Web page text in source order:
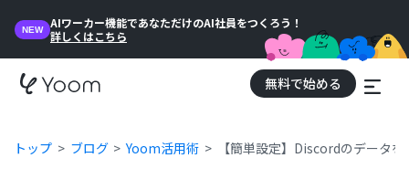
NEW
AIワーカー機能であなただけのAI社員をつくろう！
詳しくはこちら
無料で始める
トップ ブログ Yoom活用術 【簡単設定】Discordのデータ